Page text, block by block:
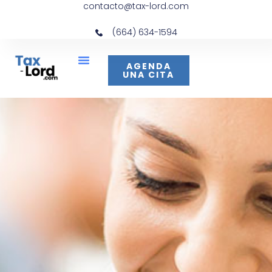
contacto@tax-lord.com
(664) 634-1594
AGENDA
UNA CITA